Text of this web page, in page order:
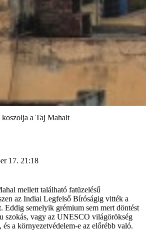
a Taj Mahalt
17. 21:18
mellett található fatüzelésű
az Indiai Legfelső Bíróságig vitték a
Eddig semelyik grémium sem mert döntést
szokás, vagy az UNESCO világörökség
és a környezetvédelem-e az előrébb való.